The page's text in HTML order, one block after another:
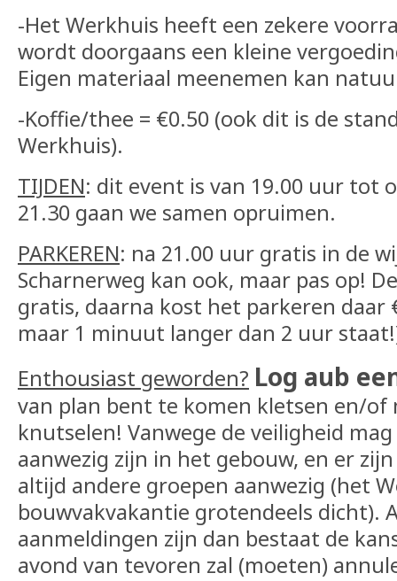
-Het Werkhuis heeft een zekere
wordt doorgaans een kleine
Eigen materiaal meenemen kan
-Koffie/thee = €0.50 (ook dit is de
Werkhuis).
TIJDEN: dit event is van 19.00 uur tot
21.30 gaan we samen opruimen.
PARKEREN: na 21.00 uur gratis in de
Scharnerweg kan ook, maar pas op!
gratis, daarna kost het parkeren daar
maar 1 minuut langer dan 2 uur
Enthousiast geworden? Log aub
van plan bent te komen kletsen en/of
knutselen! Vanwege de veiligheid
aanwezig zijn in het gebouw, en er
altijd andere groepen aanwezig (het
bouwvakvakantie grotendeels dicht).
aanmeldingen zijn dan bestaat de
avond van tevoren zal (moeten)